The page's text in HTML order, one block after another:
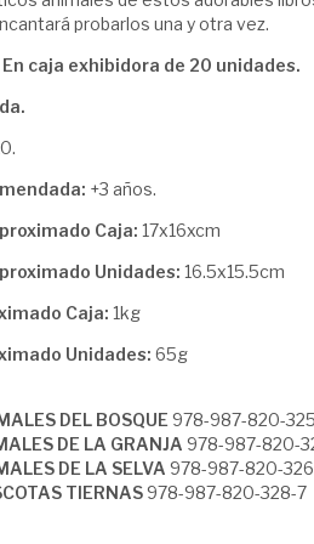
probarlos una y otra vez.
caja exhibidora de 20 unidades.
+3 años.
Caja: 17x16xcm
Unidades: 16.5x15.5cm
Caja: 1kg
Unidades: 65g
DEL BOSQUE 978-987-820-
DE LA GRANJA 978-987-820-
DE LA SELVA 978-987-820-
TIERNAS 978-987-820-328-7